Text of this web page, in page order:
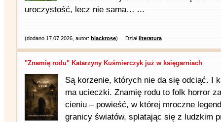
uroczystość, lecz nie sama… ...
(dodano 17.07.2026, autor: blackrose) Działliteratura
"Znamię rodu" Katarzyny Kuśmierczyk już w księgarniach
Są korzenie, których nie da się odciąć. I
ma ucieczki. Znamię rodu to folk horror
cieniu – powieść, w której mroczne
granicy światów, splatając się z ludzkim